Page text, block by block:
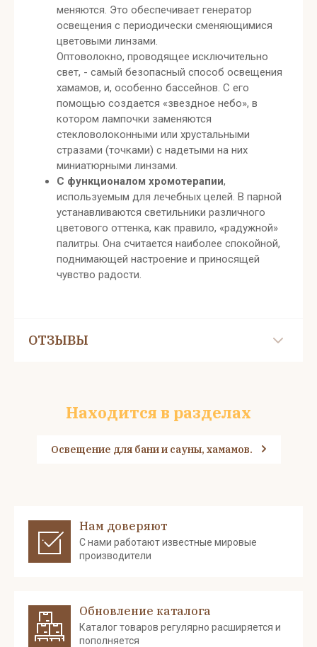
меняются. Это обеспечивает генератор
освещения с периодически сменяющимися
цветовыми линзами.
Оптоволокно, проводящее исключительно
свет, - самый безопасный способ освещения
хамамов, и, особенно бассейнов. С его
помощью создается «звездное небо», в
котором лампочки заменяются
стекловолоконными или хрустальными
стразами (точками) с надетыми на них
миниатюрными линзами.
С функционалом хромотерапии,
используемым для лечебных целей. В парной
устанавливаются светильники различного
цветового оттенка, как правило, «радужной»
палитры. Она считается наиболее спокойной,
поднимающей настроение и приносящей
чувство радости.
ОТЗЫВЫ
Находится в разделах
Освещение для бани и сауны, хамамов.
Нам доверяют
С нами работают известные мировые
производители
Обновление каталога
Каталог товаров регулярно расширяется и
пополняется